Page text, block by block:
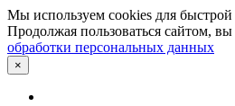
Мы используем cookies для быстрой
Продолжая пользоваться сайтом,
обработки персональных данных
×